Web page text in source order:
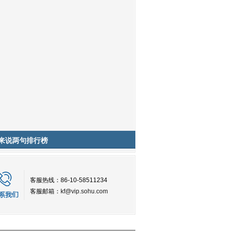
说两句排行榜
客服热线：86-10-58511234
客服邮箱： kf@vip.sohu.com